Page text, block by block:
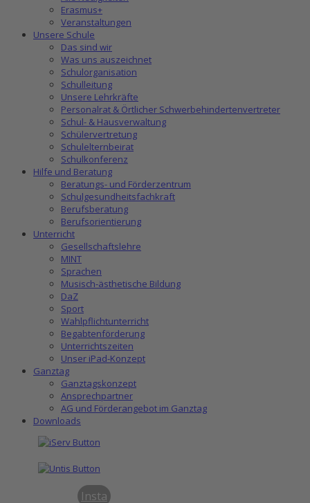
Erasmus+
Veranstaltungen
Unsere Schule
Das sind wir
Was uns auszeichnet
Schulorganisation
Schulleitung
Unsere Lehrkräfte
Personalrat & Örtlicher Schwerbehindertenvertreter
Schul- & Hausverwaltung
Schülervertretung
Schulelternbeirat
Schulkonferenz
Hilfe und Beratung
Beratungs- und Förderzentrum
Schulgesundheitsfachkraft
Berufsberatung
Berufsorientierung
Unterricht
Gesellschaftslehre
MINT
Sprachen
Musisch-ästhetische Bildung
DaZ
Sport
Wahlpflichtunterricht
Begabtenförderung
Unterrichtszeiten
Unser iPad-Konzept
Ganztag
Ganztagskonzept
Ansprechpartner
AG und Förderangebot im Ganztag
Downloads
Insta